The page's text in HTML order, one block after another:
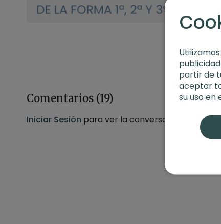
Comentarios (19)
Iniciar Sesión para ver la conversación
partir de
aceptar
su uso en